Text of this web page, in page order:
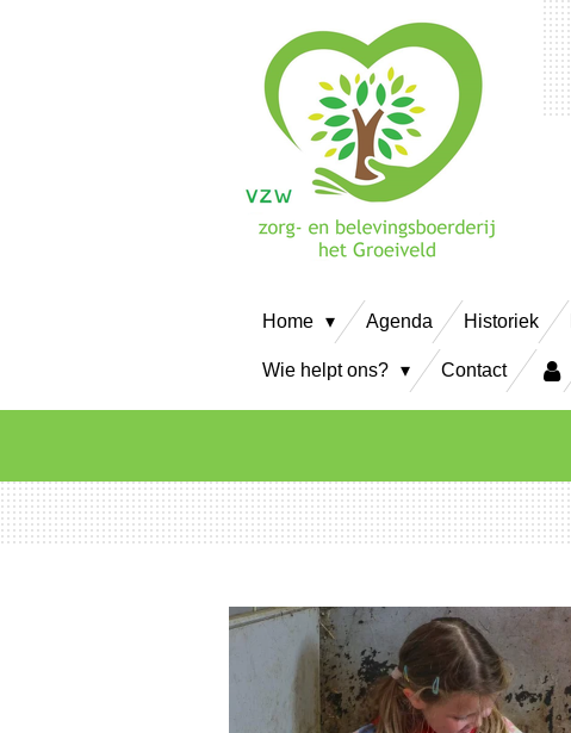
Home Agenda Historiek
Wie helpt ons? Contact